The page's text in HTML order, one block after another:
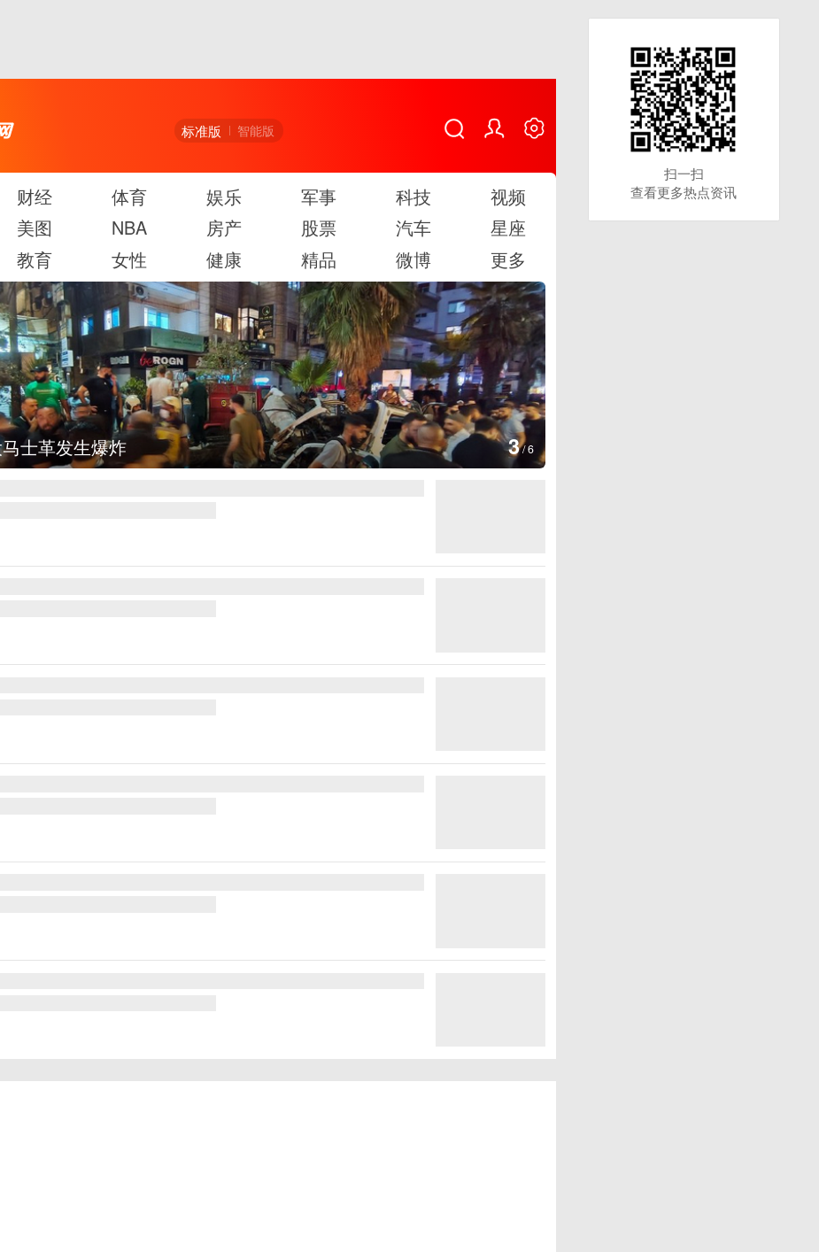
标准版 智能版
财经 体育 娱乐 军事 科技
视频
美图 NBA 房产 股票 汽车
星座
教育 女性 健康 精品 微博 更多
图集
云南弥勒：欢庆火把节 4/6
扫一扫
查看更多热点资讯
扫一扫
查看更多热点资讯